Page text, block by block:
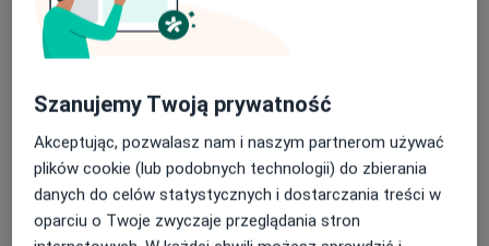
Cezary Szcześniak
Chirurg, Urolog
Mieczysław Koziarski
Chirurg, Urolog, Chirurg dziecięcy
Szanujemy Twoją prywatność
Akceptując, pozwalasz nam i naszym partnerom używać
plików cookie (lub podobnych technologii) do zbierania
danych do celów statystycznych i dostarczania treści w
oparciu o Twoje zwyczaje przeglądania stron